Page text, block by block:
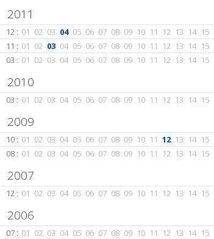
2011
12 : 01 02 03 04 05 06 07 08 09 10 11 12 13 14 15
11 : 01 02 03 04 05 06 07 08 09 10 11 12 13 14 15
03 : 01 02 03 04 05 06 07 08 09 10 11 12 13 14 15
2010
03 : 01 02 03 04 05 06 07 08 09 10 11 12 13 14 15
2009
10 : 01 02 03 04 05 06 07 08 09 10 11 12 13 14 15
08 : 01 02 03 04 05 06 07 08 09 10 11 12 13 14 15
2007
12 : 01 02 03 04 05 06 07 08 09 10 11 12 13 14 15
2006
07 : 01 02 03 04 05 06 07 08 09 10 11 12 13 14 15